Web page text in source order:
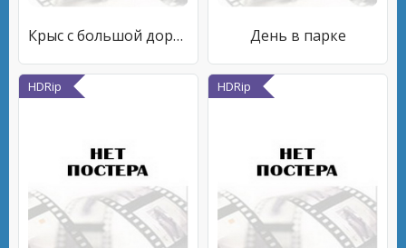
Крыс с большой дороги День в парке
HDRip HDRip